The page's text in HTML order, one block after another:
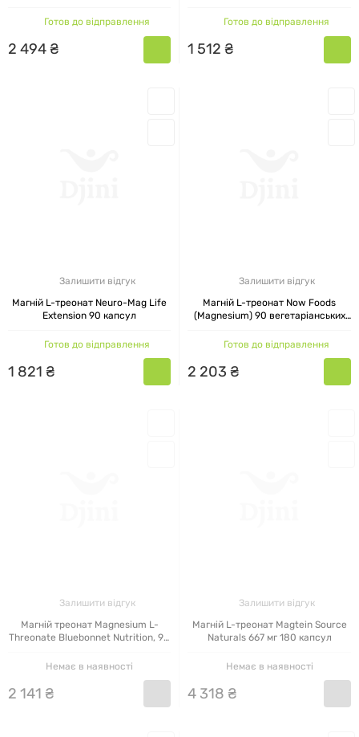
Готов до відправлення
2 494₴
Готов до відправлення
1 512 ₴
Залишити відгук
Магній L-треонат Neuro-Mag Life
Extension 90 капсул
Готов до відправлення
1 821 ₴
Залишити відгук
Магній L-треонат Now Foods
(Magnesium) 90 вегетаріанських
Готов до відправлення
2 203 ₴
Залишити відгук
Магній треонат Magnesium L-
Threonate Bluebonnet Nutrition, 90
Немає в наявності
2 141 ₴
Залишити відгук
Магній L-треонат Magtein Source
Naturals 667 мг 180 капсул
Немає в наявності
4 318 ₴